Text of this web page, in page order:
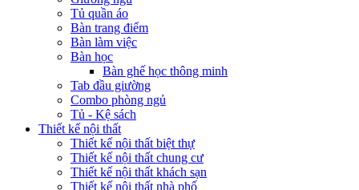
Tủ quần áo
Bàn trang điểm
Bàn làm việc
Bàn học
Bàn ghế học thông minh
Tab đầu giường
Combo phòng ngủ
Tủ - Kệ sách
Thiết kế nội thất
Thiết kế nội thất biệt thự
Thiết kế nội thất chung cư
Thiết kế nội thất khách sạn
Thiết kế nội thất nhà phố